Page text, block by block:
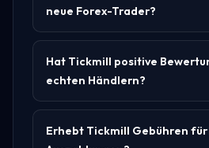
neue Forex-Trader?
Hat Tickmill positive
echten Händlern?
Erhebt Tickmill Gebühren